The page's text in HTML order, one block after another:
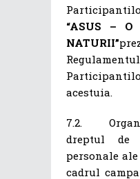
“ASUS –
NATURII”
acestuia.
7.2.
dreptul de
personale
cadrul